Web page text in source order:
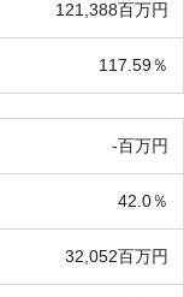
121,388百万円
117.59％
-百万円
42.0％
32,052百万円